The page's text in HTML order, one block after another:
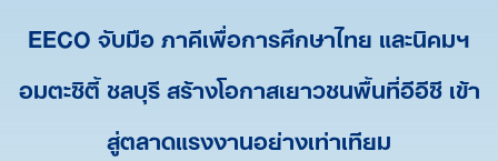
EECO จับมือ ภาคีเพื่อการศึกษาไทย และนิคมฯ
อมตะซิตี้ ชลบุรี สร้างโอกาสเยาวชนพื้นที่อีอีซี เข้า
สู่ตลาดแรงงานอย่างเท่าเทียม